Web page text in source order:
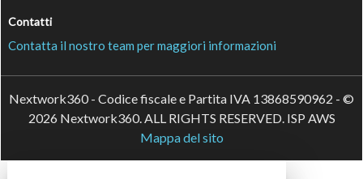
Contatti
Contatta il nostro team per maggiori informazioni
Nextwork360 - Codice fiscale e Partita IVA 13868590962 - ©
2026 Nextwork360. ALL RIGHTS RESERVED. ISP AWS
Mappa del sito